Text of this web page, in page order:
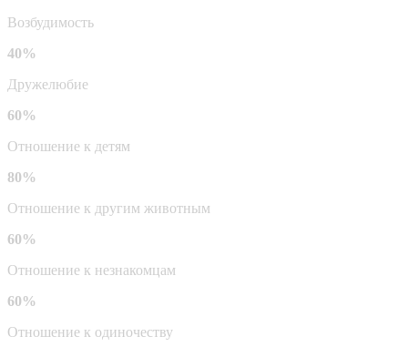
Возбудимость
40%
Дружелюбие
60%
Отношение к детям
80%
Отношение к другим животным
60%
Отношение к незнакомцам
60%
Отношение к одиночеству